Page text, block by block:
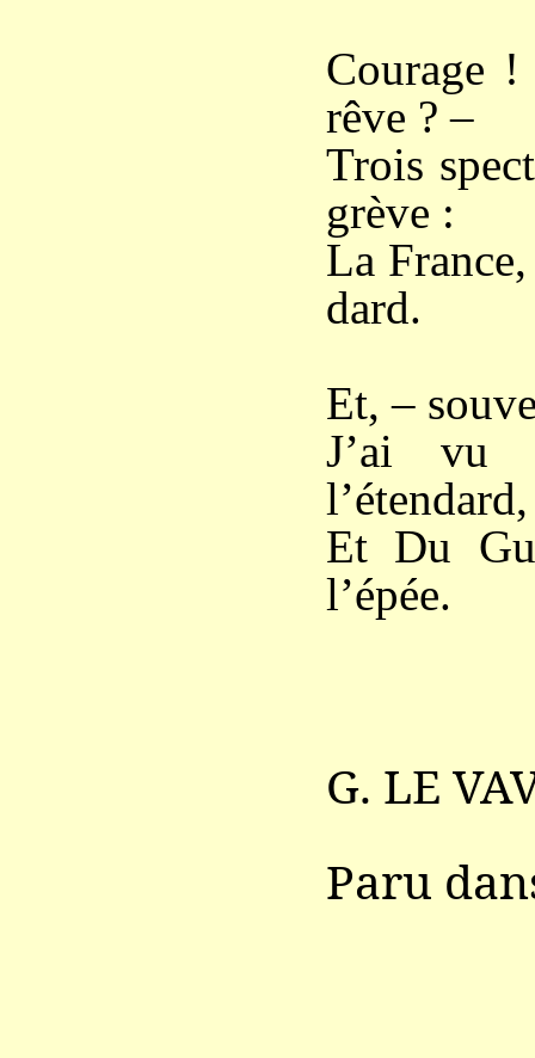
Courage
rêve ? –
Trois
grève :
La
dard.
Et, –
J’ai vu
l’étendard,
Et Du
l’épée.
G. LE
Paru